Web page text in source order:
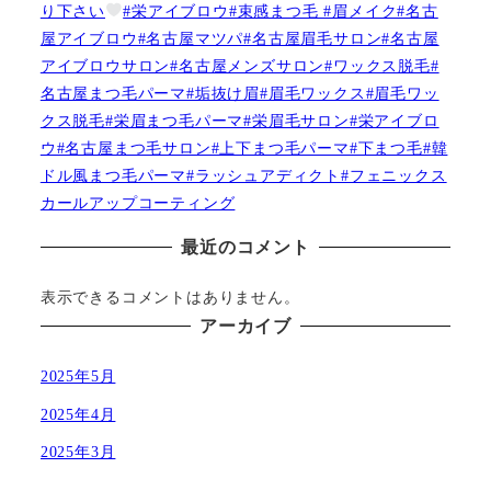
り下さい
#栄アイブロウ#束感まつ毛 #眉メイク#名古
屋アイブロウ#名古屋マツパ#名古屋眉毛サロン#名古屋
アイブロウサロン#名古屋メンズサロン#ワックス脱毛#
名古屋まつ毛パーマ#垢抜け眉#眉毛ワックス#眉毛ワッ
クス脱毛#栄眉まつ毛パーマ#栄眉毛サロン#栄アイブロ
ウ#名古屋まつ毛サロン#上下まつ毛パーマ#下まつ毛#韓
ドル風まつ毛パーマ#ラッシュアディクト#フェニックス
カールアップコーティング
最近のコメント
表示できるコメントはありません。
アーカイブ
2025年5月
2025年4月
2025年3月